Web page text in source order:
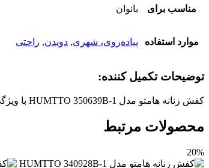
مناسب برای بانوان
موارد استفاده پیاده‌روی، شهری, دویدن, راحتی
توضیحات تکمیل کننده:
کفش زنانه هامتو مدل HUMTTO 350639B-1 با ویژگی بند دیسکی و همینطور کفی فوق العاده نرم و راحت ، مناسب برای انواع فعالیت های شهری و رانینگ و پیاده روی است!
محصولات مرتبط
20%